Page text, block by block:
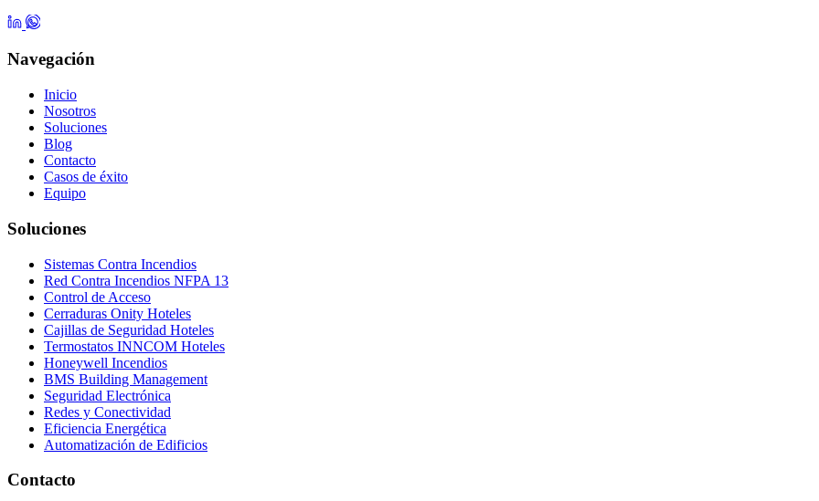
Navegación
Inicio
Nosotros
Soluciones
Blog
Contacto
Casos de éxito
Equipo
Soluciones
Sistemas Contra Incendios
Red Contra Incendios NFPA 13
Control de Acceso
Cerraduras Onity Hoteles
Cajillas de Seguridad Hoteles
Termostatos INNCOM Hoteles
Honeywell Incendios
BMS Building Management
Seguridad Electrónica
Redes y Conectividad
Eficiencia Energética
Automatización de Edificios
Contacto